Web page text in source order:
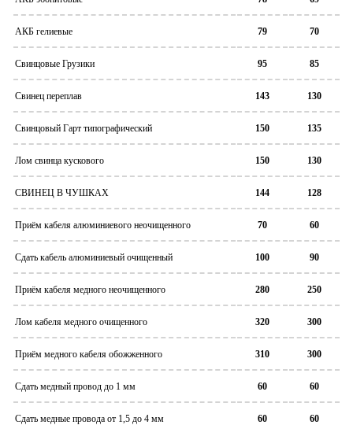
АКБ гелиевые 79 70
Свинцовые Грузики 95 85
Свинец переплав 143 130
Свинцовый Гарт типографический 150 135
Лом свинца кускового 150 130
СВИНЕЦ В ЧУШКАХ 144 128
Приём кабеля алюминиевого неочищенного 70 60
Сдать кабель алюминиевый очищенный 100 90
Приём кабеля медного неочищенного 280 250
Лом кабеля медного очищенного 320 300
Приём медного кабеля обожженного 310 300
Сдать медный провод до 1 мм 60 60
Сдать медные провода от 1,5 до 4 мм 60 60